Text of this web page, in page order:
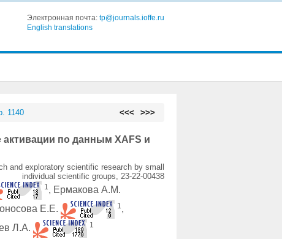
Электронная почта: tp@journals.ioffe.ru
English translations
1140 <<< >>>
активации по данным XAFS и
and exploratory scientific research by small
individual scientific groups, 23-22-00438
1 , Ермакова А.М.
Е.Е. 1 ,
Л.А. 1